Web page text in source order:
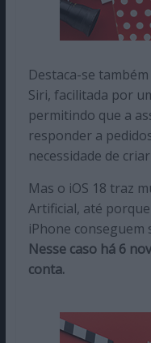
Destaca-se
Siri, facilitada por
permitindo que a
responder a
necessidade de
Mas o iOS 18 traz
Artificial, até
iPhone
Nesse caso há 6
conta.